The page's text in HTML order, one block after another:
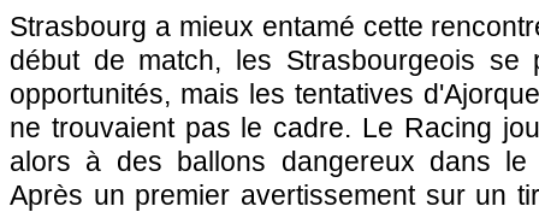
Strasbourg a mieux entamé cette
début de match, les Strasbourgeois se
opportunités, mais les tentatives
ne trouvaient pas le cadre. Le Racing
alors à des ballons dangereux dans
Après un premier avertissement sur un